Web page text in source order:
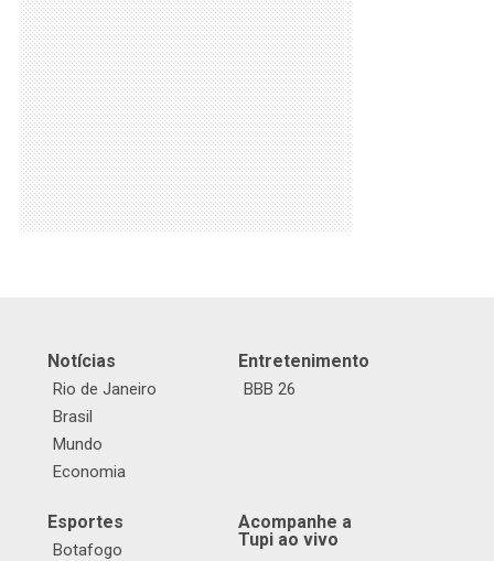
Notícias
Rio de Janeiro
Brasil
Mundo
Economia
Entretenimento
BBB 26
Esportes
Botafogo
Acompanhe a
Tupi ao vivo